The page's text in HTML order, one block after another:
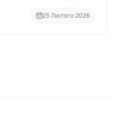
ре
25 Лютого 2026